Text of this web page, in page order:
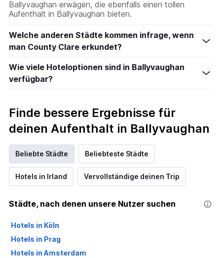
Ballyvaughan erwägen, die ebenfalls einen tollen
Aufenthalt in Ballyvaughan bieten.
Welche anderen Städte kommen infrage, wenn
man County Clare erkundet?
Wie viele Hoteloptionen sind in Ballyvaughan
verfügbar?
Finde bessere Ergebnisse für
deinen Aufenthalt in Ballyvaughan
Beliebte Städte Beliebteste Städte
Hotels in Irland Vervollständige deinen Trip
Städte, nach denen unsere Nutzer suchen
Hotels in Köln
Hotels in Prag
Hotels in Amsterdam